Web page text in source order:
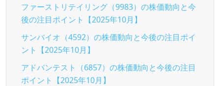
ファーストリテイリング（9983）の株価動向と今
後の注目ポイント【2025年10月】
サンバイオ（4592）の株価動向と今後の注目ポイ
ント【2025年10月】
アドバンテスト（6857）の株価動向と今後の注目
ポイント【2025年10月】